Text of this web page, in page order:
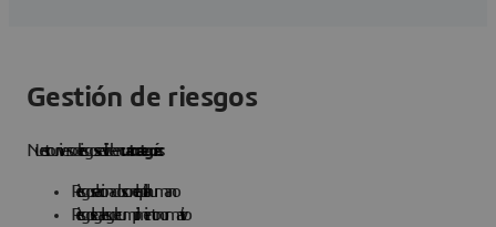
Gestión de riesgos
Nuestro universo de riesgos se divide encuatro categorías
Riesgos relacionados con el capital humano
Riesgos legales y de cumplimiento normativo